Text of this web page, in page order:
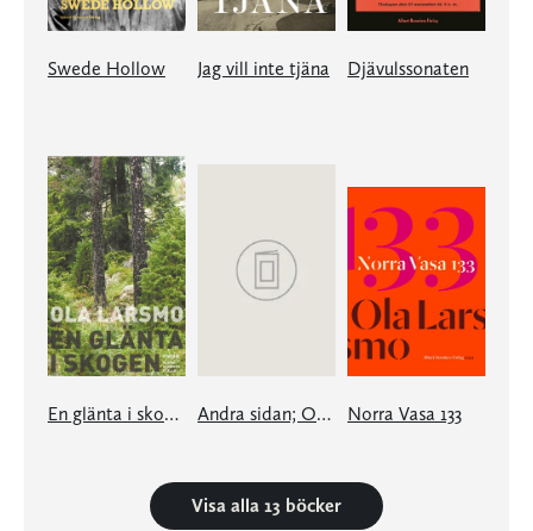
Swede Hollow Jag vill inte tjäna Djävulssonaten
En glänta i skogen Andra sidan; Om skrivande Norra Vasa 133
Visa alla 13 böcker